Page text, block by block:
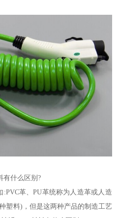
有什么区别?
革、PU革统称为人造革或人造
塑料)，但是这两种产品的制造工艺